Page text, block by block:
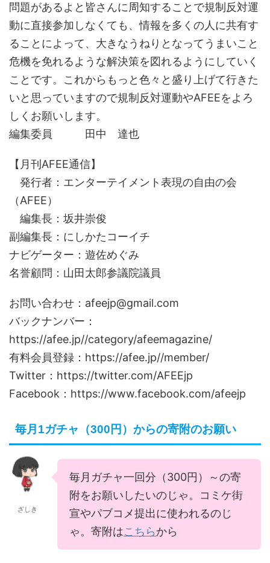
問題があるよと皆さんに周知することで規制反対運
動に直接参加しなくても、情報を多くの人に共有す
ることによって、大きなうねりとなってうまいこと
危機を免れるような解決策を図れるようにしていく
ことです。これからもっと色々と盛り上げて行きた
いと思っていますので規制反対運動やAFEEをよろ
しくお願いします。
編集委員 田中 達也
【月刊AFEE通信】
発行者：エンターテイメント表現の自由の会
（AFEE）
編集長：坂井崇俊
副編集長：にしかたコーイチ
ナビゲーター：遊佐めぐみ
名誉顧問：山田太郎参議院議員
お問い合わせ：afeejp@gmail.com
バックナンバー：
https://afee.jp//category/afeemagazine/
有料会員登録：https://afee.jp//member/
Twitter：https://twitter.com/AFEEjp
Facebook：https://www.facebook.com/afeejp
毎月1ガチャ（300円）からの寄附のお願い
ざしき
毎月ガチャ一回分（300円）～の寄
附をお願いしたいのじゃ。コミケ街
宣やパブコメ提出に使われるのじ
ゃ。寄附はこちらから